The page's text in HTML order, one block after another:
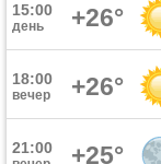
15:00
день +26°
18:00
вечер +26°
21:00 +25°